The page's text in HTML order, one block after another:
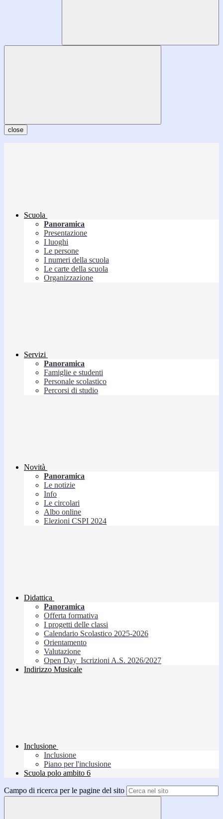
close
Scuola
Panoramica
Presentazione
I luoghi
Le persone
I numeri della scuola
Le carte della scuola
Organizzazione
Servizi
Panoramica
Famiglie e studenti
Personale scolastico
Percorsi di studio
Novità
Panoramica
Le notizie
Info
Le circolari
Albo online
Elezioni CSPI 2024
Didattica
Panoramica
Offerta formativa
I progetti delle classi
Calendario Scolastico 2025-2026
Orientamento
Valutazione
Open Day_Iscrizioni A.S. 2026/2027
Indirizzo Musicale
Inclusione
Inclusione
Piano per l'inclusione
Scuola polo ambito 6
Campo di ricerca per le pagine del sito